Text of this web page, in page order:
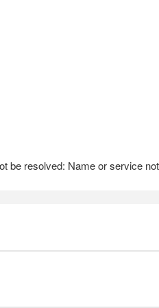
be resolved: Name or service